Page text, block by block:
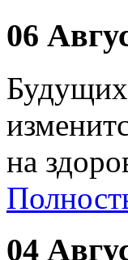
06
на
04